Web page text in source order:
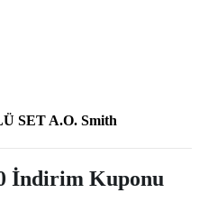
SET A.O. Smith
İndirim Kuponu